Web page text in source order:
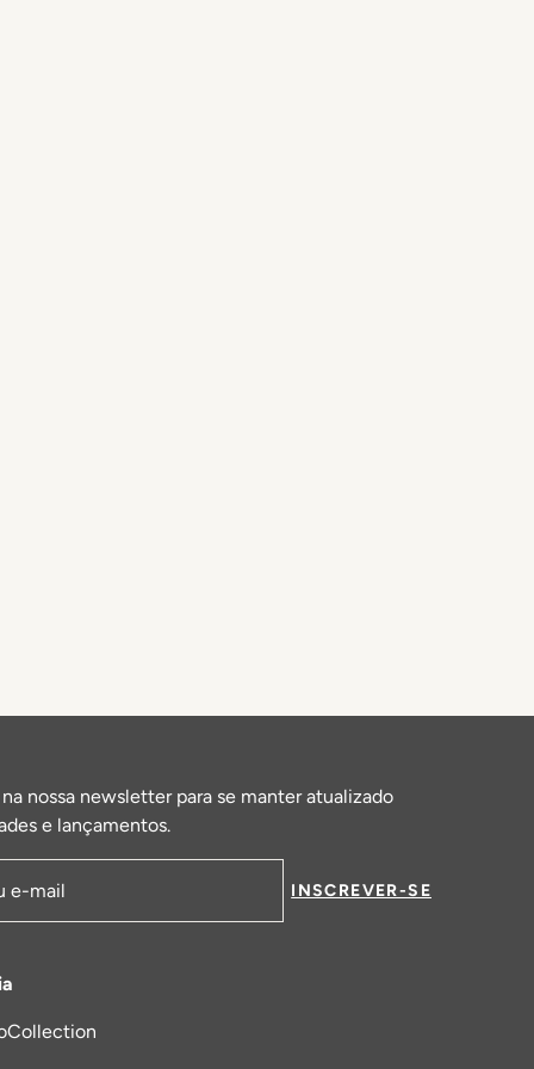
nossa newsletter para se manter atualizado
e lançamentos.
email
INSCREVER-SE
nova aba